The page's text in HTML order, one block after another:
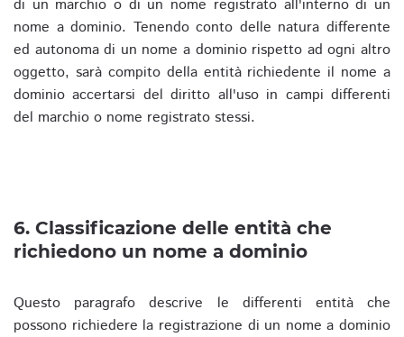
di un marchio o di un nome registrato all'interno di un
nome a dominio. Tenendo conto delle natura differente
ed autonoma di un nome a dominio rispetto ad ogni altro
oggetto, sarà compito della entità richiedente il nome a
dominio accertarsi del diritto all'uso in campi differenti
del marchio o nome registrato stessi.
6. Classificazione delle entità che
richiedono un nome a dominio
Questo paragrafo descrive le differenti entità che
possono richiedere la registrazione di un nome a dominio